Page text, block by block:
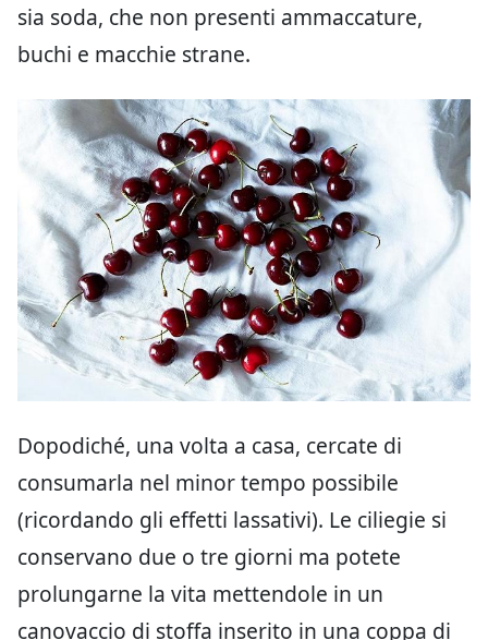
sia soda, che non presenti ammaccature,
buchi e macchie strane.
Dopodiché, una volta a casa, cercate di
consumarla nel minor tempo possibile
(ricordando gli effetti lassativi). Le ciliegie si
conservano due o tre giorni ma potete
prolungarne la vita mettendole in un
canovaccio di stoffa inserito in una coppa di